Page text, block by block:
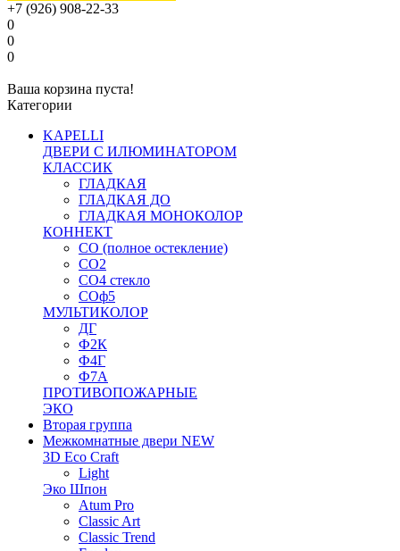
+7 (926) 908-22-33
0
0
0
Ваша корзина пуста!
Категории
KAPELLI
ДВЕРИ С ИЛЮМИНАТОРОМ
КЛАССИК
ГЛАДКАЯ
ГЛАДКАЯ ДО
ГЛАДКАЯ МОНОКОЛОР
КОННЕКТ
СО (полное остекление)
СО2
СО4 стекло
СОф5
МУЛЬТИКОЛОР
ДГ
Ф2К
Ф4Г
Ф7А
ПРОТИВОПОЖАРНЫЕ
ЭКО
Вторая группа
Межкомнатные двери NEW
3D Eco Craft
Light
Эко Шпон
Atum Pro
Classic Art
Classic Trend